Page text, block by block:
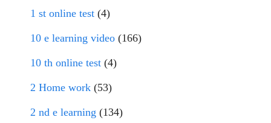
1 st online test (4)
10 e learning video (166)
10 th online test (4)
2 Home work (53)
2 nd e learning (134)